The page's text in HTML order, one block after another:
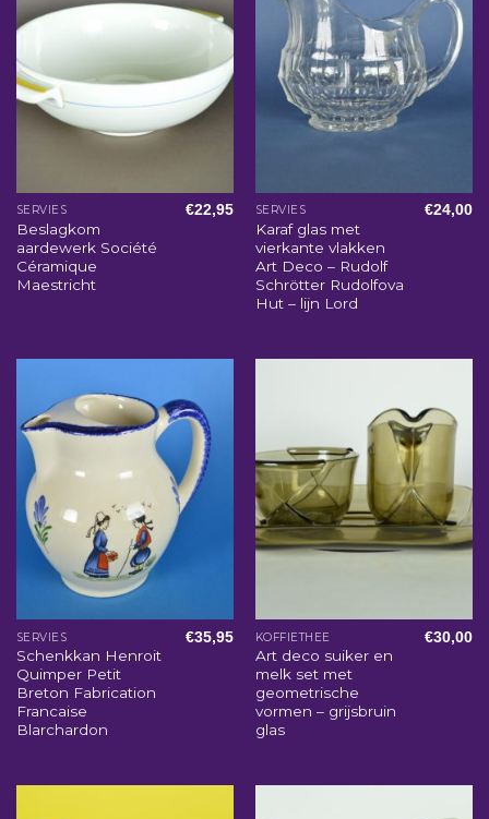
SERVIES
Beslagkom
aardewerk Société
Céramique
Maestricht
€22,95 SERVIES
Karaf glas met
vierkante vlakken
Art Deco – Rudolf
Schrötter Rudolfova
Hut – lijn Lord
€24,00
SERVIES
Schenkkan Henroit
Quimper Petit
Breton Fabrication
Francaise
Blarchardon
€35,95 KOFFIETHEE
Art deco suiker en
melk set met
geometrische
vormen – grijsbruin
glas
€30,00